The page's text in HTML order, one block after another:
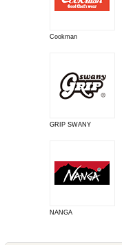
Cookman
GRIP SWANY
NANGA